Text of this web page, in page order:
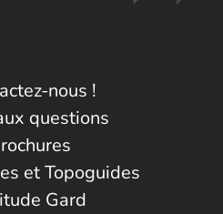
nous !
questions
et Topoguides
Gard